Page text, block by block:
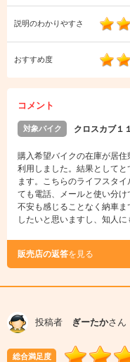
説明のわかりやすさ
おすすめ度
コメント
対象バイク クロスカブ１
購入希望バイクの在庫が居
利用しました。結果として
ます。こちらのライフスタ
ても電話、メールと使い分
不安も感じることなく納車
したいと思いますし、知人
販売店の返答を見る
投稿者 ぎーたかさん
総合満足度